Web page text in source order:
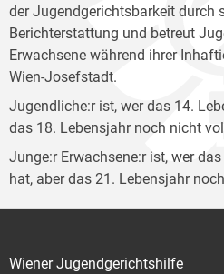
der Jugendgerichtsbarkeit durch
Berichterstattung und betreut
Erwachsene während ihrer
Wien-Josefstadt.
Jugendliche:r ist, wer das 14.
das 18. Lebensjahr noch nicht
Junge:r Erwachsene:r ist, wer
hat, aber das 21. Lebensjahr
Wiener Jugendgerichtshilfe